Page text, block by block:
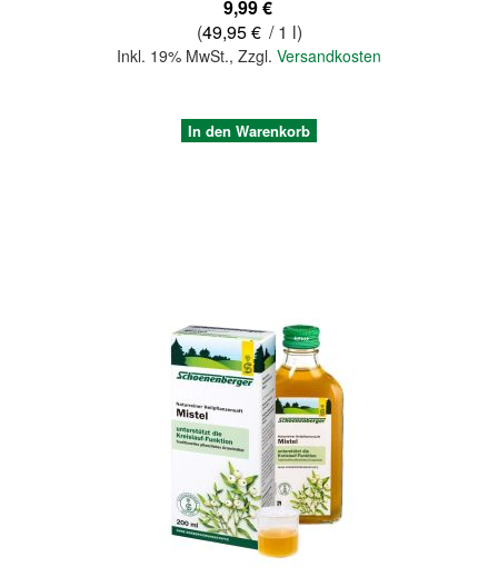
9,99 €
(49,95 € / 1 l)
Inkl. 19% MwSt., Zzgl. Versandkosten
In den Warenkorb